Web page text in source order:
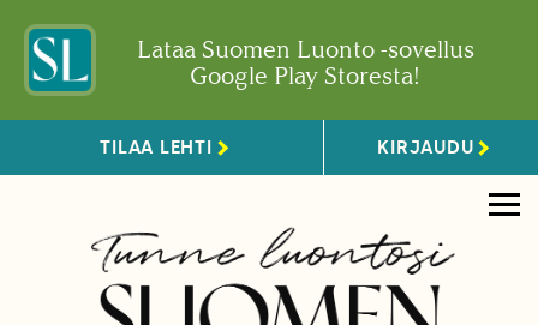
Lataa Suomen Luonto -sovellus
Google Play Storesta!
TILAA LEHTI KIRJAUDU